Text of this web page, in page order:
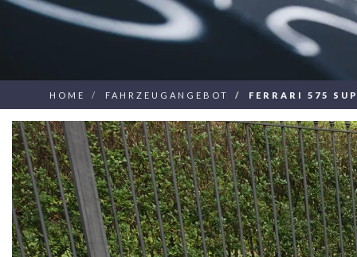
HOME FAHRZEUGANGEBOT FERRARI 575